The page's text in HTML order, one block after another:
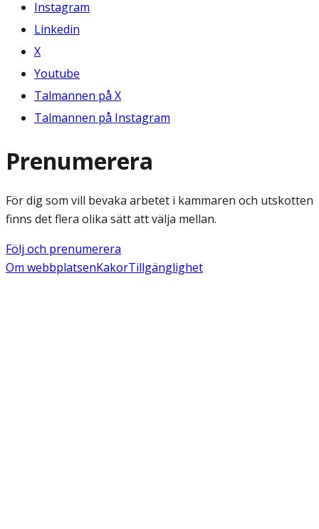
Instagram
Linkedin
X
Youtube
Talmannen på X
Talmannen på Instagram
Prenumerera
För dig som vill bevaka arbetet i kammaren och utskotten
finns det flera olika sätt att välja mellan.
Följ och prenumerera
Om webbplatsenKakorTillgänglighet